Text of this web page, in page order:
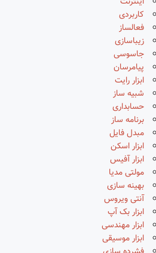
کاربردی
فعالساز
زیباسازی
جاسوسی
پیامرسان
ابزار رایت
شبیه ساز
حسابداری
برنامه ساز
مبدل فایل
ابزار اسکن
ابزار آفیس
مولتی مدیا
بهینه سازی
آنتی ویروس
ابزار بک آپ
ابزار مهندسی
ابزار موسیقی